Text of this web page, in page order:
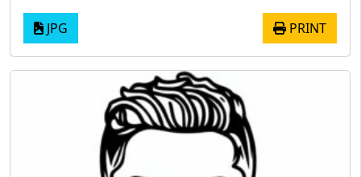
JPG PRINT